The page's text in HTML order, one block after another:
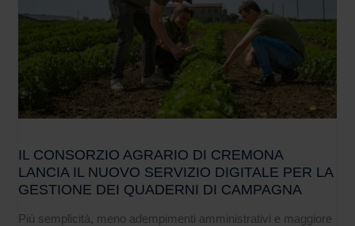
IL CONSORZIO AGRARIO DI CREMONA
LANCIA IL NUOVO SERVIZIO DIGITALE PER LA
GESTIONE DEI QUADERNI DI CAMPAGNA
Più semplicità, meno adempimenti amministrativi e maggiore